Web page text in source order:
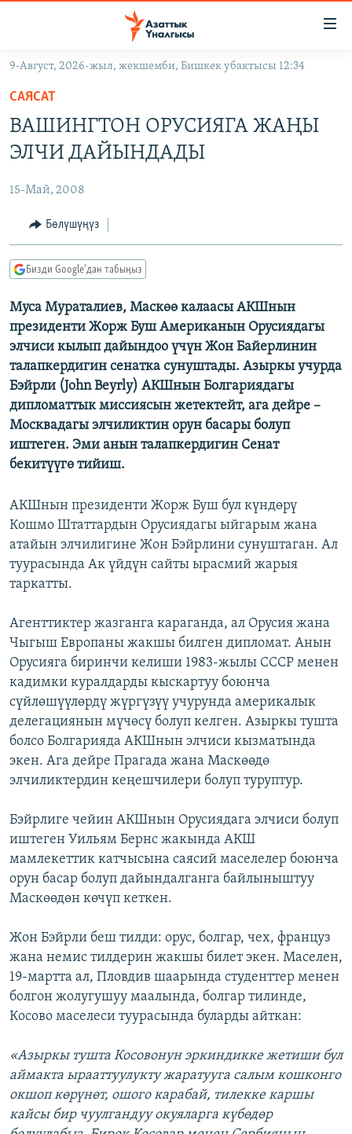
Навигацияга
өтүңүз
Издөөгө
салыңыз
ЭКОНОМИКА
МАДАНИЯТ
БОРБОР АЗИЯ
АТАЙЫН ИЛИКТӨӨ
ТВ ПРОГРАММАЛАР
ЭКСПЕРТТЕР ТАЛДАЙТ
БИЗ ЖАНА ДҮЙНӨ
ЭЖЕ-СИҢДИЛЕР
АЗАТТЫК+
ЫҢГАЙСЫЗ СУРООЛОР
ӨЗГӨЧӨ ПИКИР
Русский
ОНЛАЙН ШЕРИНЕ
ЭЕ/АРнун бардык сайттары
9-Август, 2026-жыл, жекшемби, Бишкек убактысы 12:34
САЯСАТ
ВАШИНГТОН ОРУСИЯГА ЖАҢЫ
ЭЛЧИ ДАЙЫНДАДЫ
15-Май, 2008
Бөлүшүңүз
Бизди Google'дан табыңыз
Муса Мураталиев, Маскөө калаасы АКШнын
президенти Жорж Буш Американын Орусиядагы
элчиси кылып дайындоо үчүн Жон Байерлинин
талапкердигин сенатка сунуштады. Азыркы учурда
Бэйрли (John Beyrly) АКШнын Болгариядагы
дипломаттык миссиясын жетектейт, ага дейре –
Москвадагы элчиликтин орун басары болуп
иштеген. Эми анын талапкердигин Сенат
бекитүүгө тийиш.
АКШнын президенти Жорж Буш бул күндөрү
Кошмо Штаттардын Орусиядагы ыйгарым жана
атайын элчилигине Жон Бэйрлини сунуштаган. Ал
туурасында Ак үйдүн сайты ырасмий жарыя
таркатты.
Агенттиктер жазганга караганда, ал Орусия жана
Чыгыш Европаны жакшы билген дипломат. Анын
Орусияга биринчи келиши 1983-жылы СССР менен
кадимки куралдарды кыскартуу боюнча
сүйлөшүүлөрдү жүргүзүү учурунда америкалык
делегациянын мүчөсү болуп келген. Азыркы тушта
болсо Болгарияда АКШнын элчиси кызматында
экен. Ага дейре Прагада жана Маскөөдө
элчиликтердин кеңешчилери болуп туруптур.
Бэйрлиге чейин АКШнын Орусиядага элчиси болуп
иштеген Уильям Бернс жакында АКШ
мамлекеттик катчысына саясий маселелер боюнча
орун басар болуп дайындалганга байлыныштуу
Маскөөдөн көчүп кеткен.
Жон Бэйрли беш тилди: орус, болгар, чех, француз
жана немис тилдерин жакшы билет экен. Маселен,
19-мартта ал, Пловдив шаарында студенттер менен
болгон жолугушуу маалында, болгар тилинде,
Косово маселеси туурасында буларды айткан:
«Азыркы тушта Косовонун эркиндикке жетиши бул
аймакта ырааттуулукту жаратууга салым кошконго
окшоп көрүнөт, ошого карабай, тилекке каршы
кайсы бир чуулгандуу окуяларга күбөдөр